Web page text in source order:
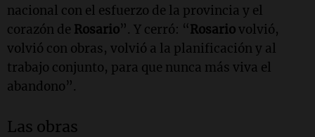
nacional con el esfuerzo de la provincia y el
corazón de Rosario”. Y cerró: “Rosariovolvió,
volvió con obras, volvió a la planificación y al
trabajo conjunto, para que nunca más viva el
abandono”.
Las obras